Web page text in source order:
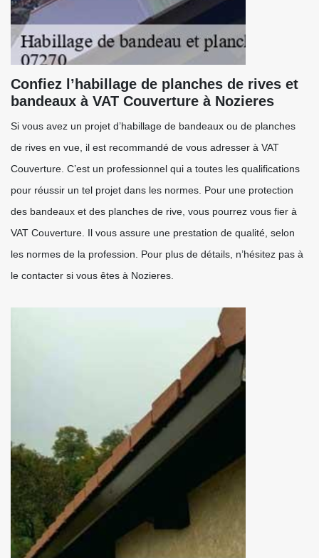
Confiez l’habillage de planches de rives et
bandeaux à VAT Couverture à Nozieres
Si vous avez un projet d’habillage de bandeaux ou de planches
de rives en vue, il est recommandé de vous adresser à VAT
Couverture. C’est un professionnel qui a toutes les qualifications
pour réussir un tel projet dans les normes. Pour une protection
des bandeaux et des planches de rive, vous pourrez vous fier à
VAT Couverture. Il vous assure une prestation de qualité, selon
les normes de la profession. Pour plus de détails, n’hésitez pas à
le contacter si vous êtes à Nozieres.